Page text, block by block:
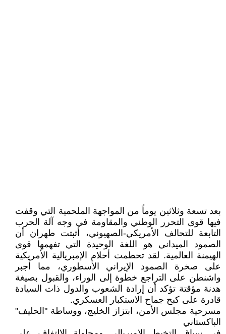
بعد تسعة وثلاثين يوماً من المواجهة الملحمية التي وقفت
فيها قوى التحرر الوطني والمقاومة في وجه آلة الحرب
التابعة للتحالف الأمريكي-الصهيوني، أثبتت طهران أن
الصمود الميداني هو اللغة الوحيدة التي تفهمها قوى
الهيمنة العالمية. لقد تحطمت أحلام الإمبريالية الأمريكية
على صخرة الصمود الإيراني الأسطوري، مما أجبر
واشنطن على التراجع خطوة إلى الوراء، والقبول بصيغة
هدنة مؤقتة تؤكد أن إرادة الشعوب والدول ذات السيادة
قادرة على كبح جماح الاستكبار العسكري.
مسرحية مجلس الأمن، ابتزاز الخليج، ووساطة "الحليف"
الباكستاني